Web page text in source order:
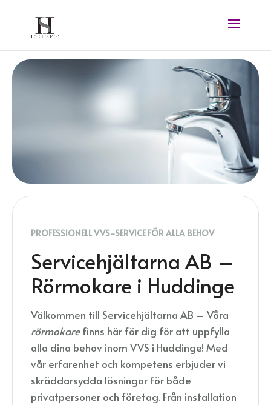
PROFESSIONELL VVS-SERVICE FÖR ALLA BEHOV
Servicehjältarna AB –
Rörmokare i Huddinge
Välkommen till Servicehjältarna AB – Våra
rörmokarefinns här för dig för att uppfylla
alla dina behov inom VVS i Huddinge! Med
vår erfarenhet och kompetens erbjuder vi
skräddarsydda lösningar för både
privatpersoner och företag. Från installation